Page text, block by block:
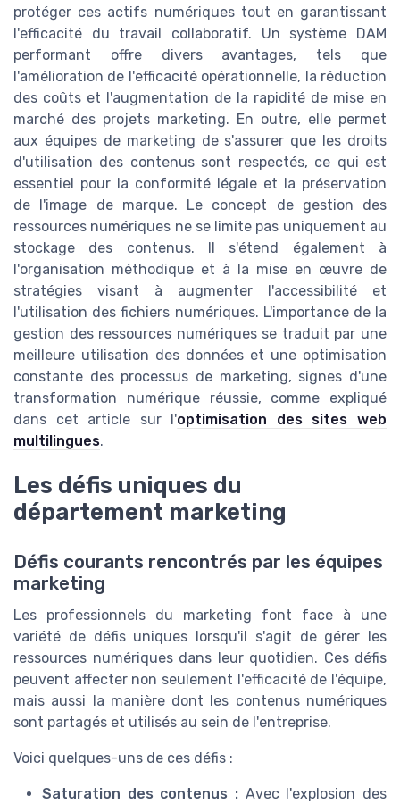
protéger ces actifs numériques tout en garantissant
l'efficacité du travail collaboratif. Un système DAM
performant offre divers avantages, tels que
l'amélioration de l'efficacité opérationnelle, la réduction
des coûts et l'augmentation de la rapidité de mise en
marché des projets marketing. En outre, elle permet
aux équipes de marketing de s'assurer que les droits
d'utilisation des contenus sont respectés, ce qui est
essentiel pour la conformité légale et la préservation
de l'image de marque. Le concept de gestion des
ressources numériques ne se limite pas uniquement au
stockage des contenus. Il s'étend également à
l'organisation méthodique et à la mise en œuvre de
stratégies visant à augmenter l'accessibilité et
l'utilisation des fichiers numériques. L'importance de la
gestion des ressources numériques se traduit par une
meilleure utilisation des données et une optimisation
constante des processus de marketing, signes d'une
transformation numérique réussie, comme expliqué
dans cet article sur l'optimisation des sites web
multilingues.
Les défis uniques du
département marketing
Défis courants rencontrés par les équipes
marketing
Les professionnels du marketing font face à une
variété de défis uniques lorsqu'il s'agit de gérer les
ressources numériquesdans leur quotidien. Ces défis
peuvent affecter non seulement l'efficacité de l'équipe,
mais aussi la manière dont les contenus numériques
sont partagés et utilisés au sein de l'entreprise.
Voici quelques-uns de ces défis :
Saturation des contenus : Avec l'explosion des